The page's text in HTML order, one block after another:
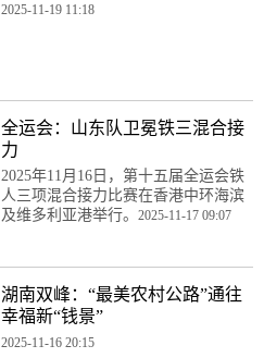
2025-11-19 11:18
全运会：山东队卫冕铁三混合接
力
2025年11月16日，第十五届全运会铁
人三项混合接力比赛在香港中环海滨
及维多利亚港举行。 2025-11-17 09:07
湖南双峰：“最美农村公路”通往
幸福新“钱景”
2025-11-16 20:15